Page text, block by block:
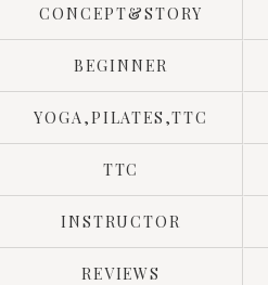
CONCEPT&STORY
BEGINNER
YOGA,PILATES,TTC
TTC
INSTRUCTOR
REVIEWS